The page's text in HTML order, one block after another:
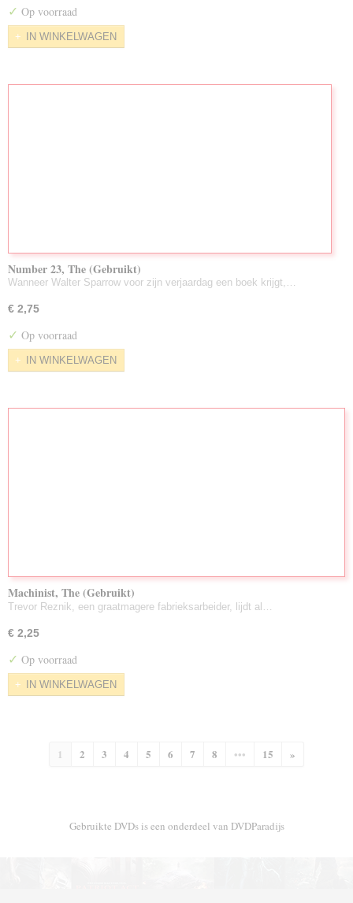
✓ Op voorraad
IN WINKELWAGEN
Number 23, The (Gebruikt)
Wanneer Walter Sparrow voor zijn verjaardag een boek krijgt,…
€ 2,75
✓ Op voorraad
IN WINKELWAGEN
Machinist, The (Gebruikt)
Trevor Reznik, een graatmagere fabrieksarbeider, lijdt al…
€ 2,25
✓ Op voorraad
IN WINKELWAGEN
1 2 3 4 5 6 7 8 ••• 15 »
Gebruikte DVDs is een onderdeel van DVDParadijs